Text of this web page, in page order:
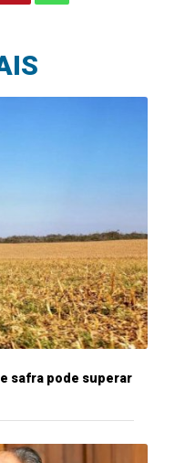
safra pode superar